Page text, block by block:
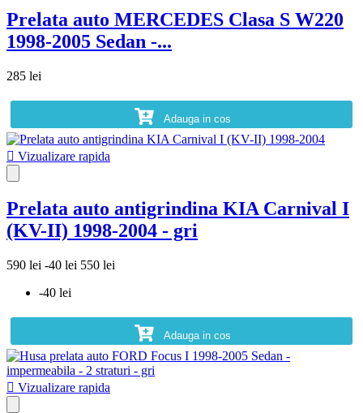
Prelata auto MERCEDES Clasa S W220
1998-2005 Sedan -...
285 lei
Adauga in cos
 Vizualizare rapida
Prelata auto antigrindina KIA Carnival I
(KV-II) 1998-2004 - gri
590 lei -40 lei 550 lei
-40 lei
Adauga in cos
 Vizualizare rapida